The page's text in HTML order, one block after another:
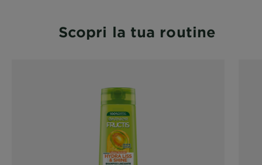
Scopri la tua routine